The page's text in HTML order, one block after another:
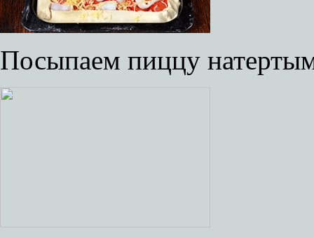
Посыпаем пиццу